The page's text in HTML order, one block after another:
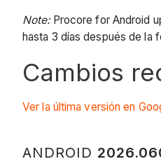
Note: Procore for Android
hasta 3 días después de la
Cambios
Ver la última versión en
ANDROID